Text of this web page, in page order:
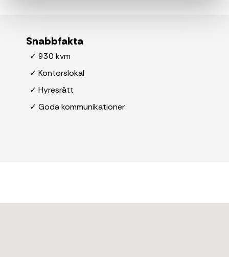
Snabbfakta
✓ 930 kvm
✓ Kontorslokal
✓ Hyresrätt
✓ Goda kommunikationer